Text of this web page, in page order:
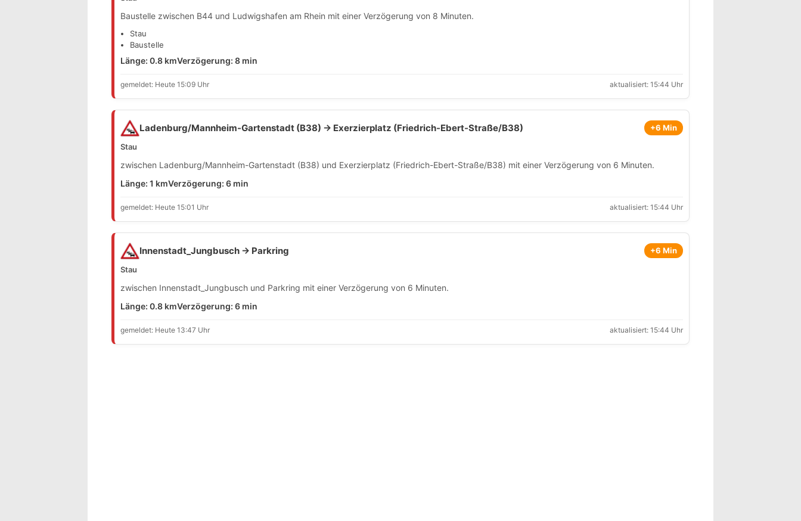
Baustelle zwischen B44 und Ludwigshafen am Rhein mit einer Verzögerung von 8 Minuten.
Stau
Baustelle
Länge: 0.8 kmVerzögerung: 8 min
gemeldet: Heute 15:09 Uhr aktualisiert: 15:44 Uhr
Ladenburg/Mannheim-Gartenstadt (B38) → Exerzierplatz (Friedrich-Ebert-Straße/B38)
+6 Min
Stau
zwischen Ladenburg/Mannheim-Gartenstadt (B38) und Exerzierplatz (Friedrich-Ebert-Straße/B38) mit einer Verzögerung von 6 Minuten.
Länge: 1 kmVerzögerung: 6 min
gemeldet: Heute 15:01 Uhr aktualisiert: 15:44 Uhr
Innenstadt_Jungbusch → Parkring
+6 Min
Stau
zwischen Innenstadt_Jungbusch und Parkring mit einer Verzögerung von 6 Minuten.
Länge: 0.8 kmVerzögerung: 6 min
gemeldet: Heute 13:47 Uhr aktualisiert: 15:44 Uhr